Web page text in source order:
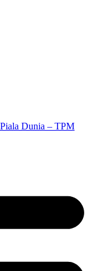
Dunia – TPM